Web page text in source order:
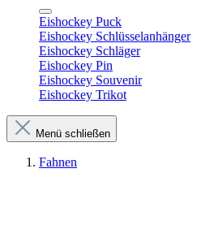
Eishockey Puck
Eishockey Schlüsselanhänger
Eishockey Schläger
Eishockey Pin
Eishockey Souvenir
Eishockey Trikot
Menü schließen
Fahnen